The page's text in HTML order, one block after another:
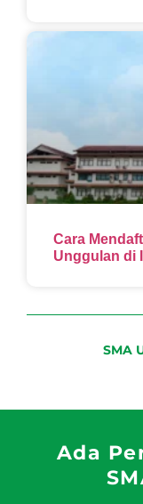
Cara
Unggulan di
SMA
Ada